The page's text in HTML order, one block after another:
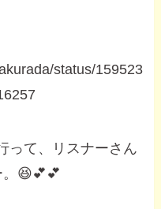
status/159523
って、リスナーさん
😆💕💕